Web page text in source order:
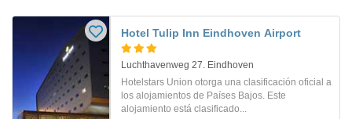
Hotel Tulip Inn Eindhoven Airport
Luchthavenweg 27. Eindhoven
Hotelstars Union otorga una clasificación oficial a
los alojamientos de Países Bajos. Este
alojamiento está clasificado...